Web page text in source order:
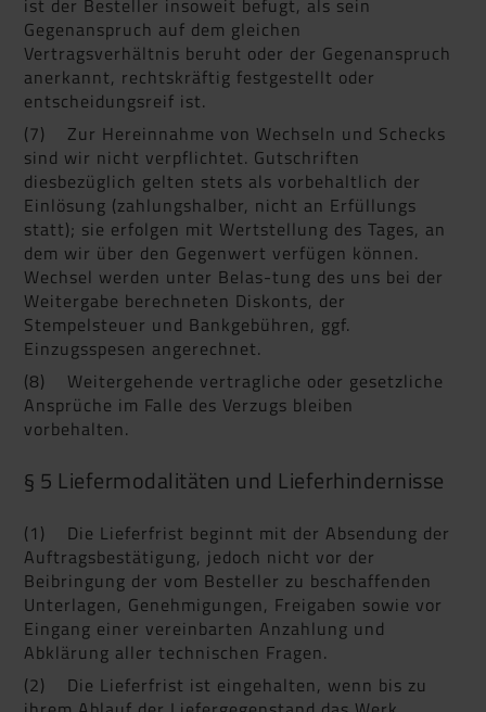
ist der Besteller insoweit befugt, als sein
Gegenanspruch auf dem gleichen
Vertragsverhältnis beruht oder der Gegenanspruch
anerkannt, rechtskräftig festgestellt oder
entscheidungsreif ist.
(7) Zur Hereinnahme von Wechseln und Schecks
sind wir nicht verpflichtet. Gutschriften
diesbezüglich gelten stets als vorbehaltlich der
Einlösung (zahlungshalber, nicht an Erfüllungs
statt); sie erfolgen mit Wertstellung des Tages, an
dem wir über den Gegenwert verfügen können.
Wechsel werden unter Belas-tung des uns bei der
Weitergabe berechneten Diskonts, der
Stempelsteuer und Bankgebühren, ggf.
Einzugsspesen angerechnet.
(8) Weitergehende vertragliche oder gesetzliche
Ansprüche im Falle des Verzugs bleiben
vorbehalten.
§ 5 Liefermodalitäten und Lieferhindernisse
(1) Die Lieferfrist beginnt mit der Absendung der
Auftragsbestätigung, jedoch nicht vor der
Beibringung der vom Besteller zu beschaffenden
Unterlagen, Genehmigungen, Freigaben sowie vor
Eingang einer vereinbarten Anzahlung und
Abklärung aller technischen Fragen.
(2) Die Lieferfrist ist eingehalten, wenn bis zu